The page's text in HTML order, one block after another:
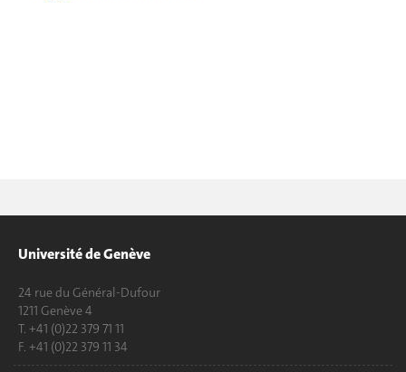
Université de Genève
24 rue du Général-Dufour
1211 Genève 4
T. +41 (0)22 379 71 11
F. +41 (0)22 379 11 34